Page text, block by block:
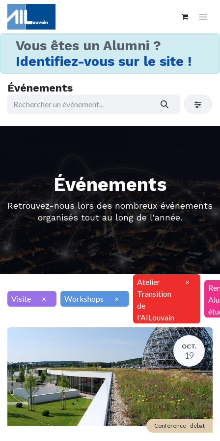
Vous êtes un Alumni ?
Identifiez-vous sur le site !
Événements
Événements
Retrouvez-nous lors des nombreux événements
organisés tout au long de l'année.
Visite × Workshops ×
Atelier
Transition
de
l'AILouvain
×
OCT.
19
Conférence - débat